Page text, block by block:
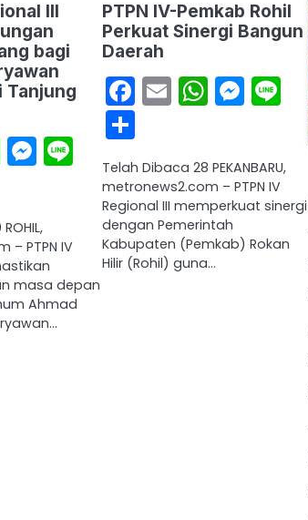
III
bagi
Tanjung
WhatsApp
Messenger
Line
– PTPN IV
masa depan
Ahmad
PTPN IV-Pemkab Rohil
Perkuat Sinergi Bangun
Daerah
Facebook
Email
Share
Telah Dibaca 28 PEKANBARU,
metronews2.com – PTPN IV
Regional III memperkuat sinergi
dengan Pemerintah
Kabupaten (Pemkab) Rokan
Hilir (Rohil) guna…